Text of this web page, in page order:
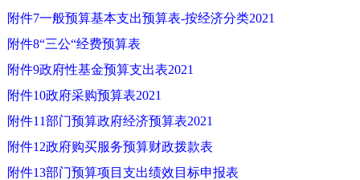
附件7一般预算基本支出预算表-按经济分类2021
附件8“三公“经费预算表
附件9政府性基金预算支出表2021
附件10政府采购预算表2021
附件11部门预算政府经济预算表2021
附件12政府购买服务预算财政拨款表
附件13部门预算项目支出绩效目标申报表